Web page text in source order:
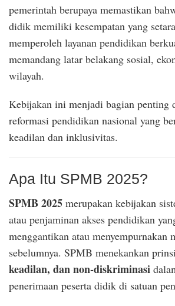
pemerintah berupaya memastikan
didik memiliki kesempatan yang
memperoleh layanan pendidikan
memandang latar belakang sosial,
wilayah.
Kebijakan ini menjadi bagian penting
reformasi pendidikan nasional yang
keadilan dan inklusivitas.
Apa Itu SPMB 2025?
SPMB 2025 merupakan kebijakan
atau penjaminan akses pendidikan
menggantikan atau menyempurnakan
sebelumnya. SPMB menekankan
keadilan, dan non-diskriminasi
penerimaan peserta didik di satuan